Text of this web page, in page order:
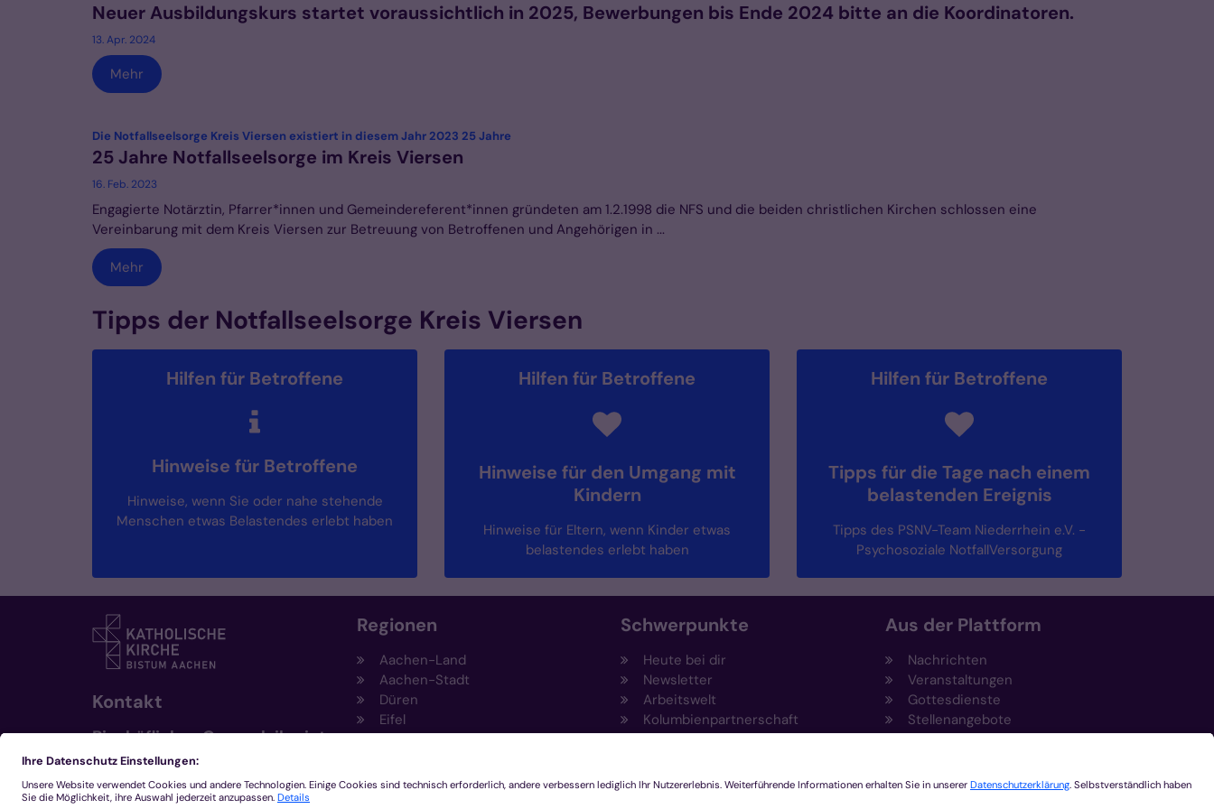
Neuer Ausbildungskurs startet voraussichtlich in 2025, Bewerbungen bis Ende 2024 bitte an die Koordinatoren.
13. Apr. 2024
Mehr
Die Notfallseelsorge Kreis Viersen existiert in diesem Jahr 2023 25 Jahre
25 Jahre Notfallseelsorge im Kreis Viersen
16. Feb. 2023
Engagierte Notärztin, Pfarrer*innen und Gemeindereferent*innen gründeten am 1.2.1998 die NFS und die beiden christlichen Kirchen schlossen eine
Vereinbarung mit dem Kreis Viersen zur Betreuung von Betroffenen und Angehörigen in ...
Mehr
Tipps der Notfallseelsorge Kreis Viersen
Hilfen für Betroffene
Hinweise für Betroffene
Hinweise, wenn Sie oder nahe stehende
Menschen etwas Belastendes erlebt haben
Hilfen für Betroffene
Hinweise für den Umgang mit
Kindern
Hinweise für Eltern, wenn Kinder etwas
belastendes erlebt haben
Hilfen für Betroffene
Tipps für die Tage nach einem
belastenden Ereignis
Tipps des PSNV-Team Niederrhein e.V. -
Psychosoziale NotfallVersorgung
Kontakt
Bischöfliches Generalvikariat
Aachen
+49 241 452-0
kommunikation@bistum-
Regionen
Aachen-Land
Aachen-Stadt
Düren
Eifel
Heinsberg
Krefeld
Schwerpunkte
Heute bei dir
Newsletter
Arbeitswelt
Kolumbienpartnerschaft
Umweltportal
Fundraising
Aus der Plattform
Nachrichten
Veranstaltungen
Gottesdienste
Stellenangebote
Kirchenzeitung
Rechtsdatenbank